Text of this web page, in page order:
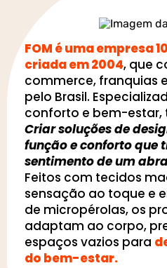
FOM é uma empresa
criada em 2004, que
commerce, franquias
pelo Brasil.
conforto e bem-estar,
Criar soluções de
função e conforto que
sentimento de um
Feitos com tecidos
sensação ao toque e
de micropérolas, os
adaptam ao corpo,
espaços vazios para
do bem-estar.